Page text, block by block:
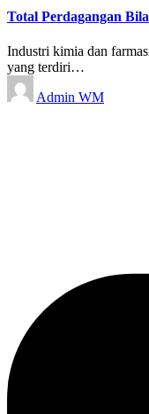
Total Perdagangan
Industri kimia dan
yang terdiri…
Posted
by
Admin WM